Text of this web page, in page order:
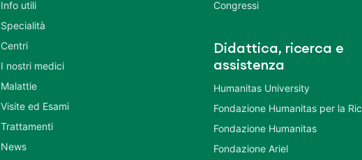
Info utili
Specialità
Centri
I nostri medici
Malattie
Visite ed Esami
Trattamenti
News
Congressi
Didattica, ricerca e
assistenza
Humanitas University
Fondazione Humanitas per la
Fondazione Humanitas
Fondazione Ariel